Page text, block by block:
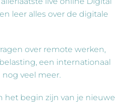
leer alles over de digitale
over remote werken,
een internationaal
veel meer.
het begin zijn van je nieuwe